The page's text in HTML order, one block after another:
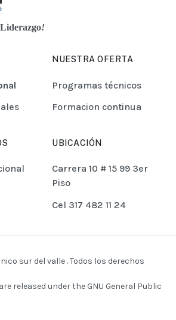
!
NUESTRA OFERTA
Programas técnicos
Formacion continua
UBICACIÓN
Carrera 10 # 15 99 3er
Piso
Cel 317 482 11 24
sur del valle . Todos los derechos
released under the GNU General Public